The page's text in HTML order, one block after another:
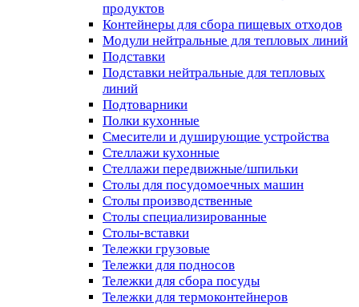
продуктов
Контейнеры для сбора пищевых отходов
Модули нейтральные для тепловых линий
Подставки
Подставки нейтральные для тепловых
линий
Подтоварники
Полки кухонные
Смесители и душирующие устройства
Стеллажи кухонные
Стеллажи передвижные/шпильки
Столы для посудомоечных машин
Столы производственные
Столы специализированные
Столы-вставки
Тележки грузовые
Тележки для подносов
Тележки для сбора посуды
Тележки для термоконтейнеров